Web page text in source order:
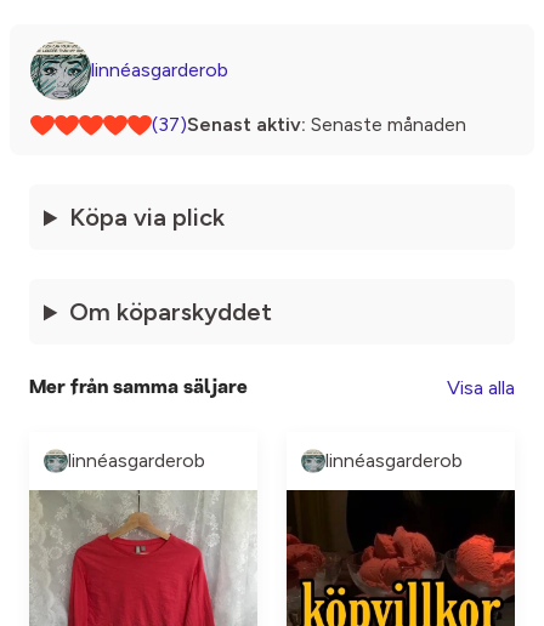
linnéasgarderob
(37)Senast aktiv: Senaste månaden
Köpa via plick
Om köparskyddet
Mer från samma säljare Visa alla
linnéasgarderob linnéasgarderob